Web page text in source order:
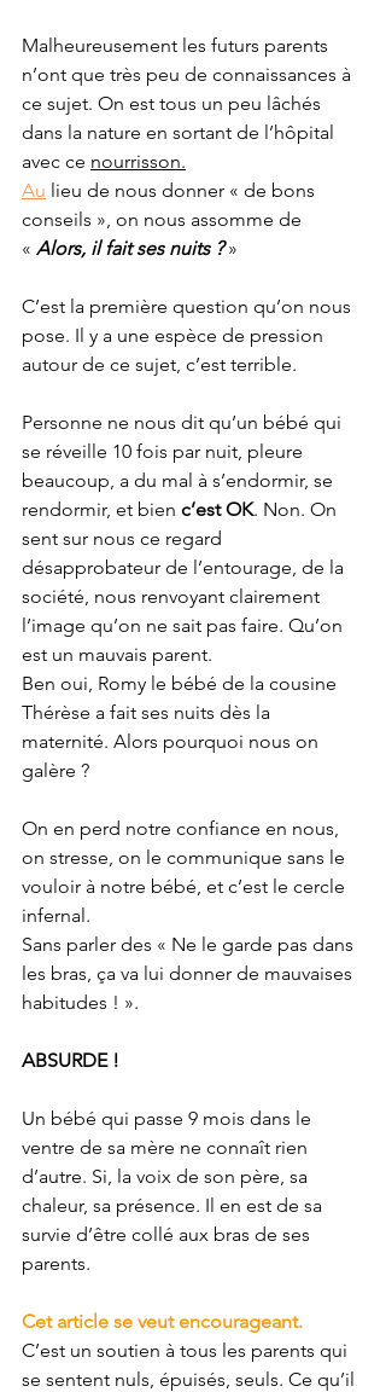
Malheureusement les futurs parents
n’ont que très peu de connaissances à
ce sujet. On est tous un peu lâchés
dans la nature en sortant de l’hôpital
avec ce nourrisson.
Au lieu de nous donner « de bons
conseils », on nous assomme de
« Alors, il fait ses nuits ? »
C’est la première question qu’on nous
pose. Il y a une espèce de pression
autour de ce sujet, c’est terrible.
Personne ne nous dit qu’un bébé qui
se réveille 10 fois par nuit, pleure
beaucoup, a du mal à s’endormir, se
rendormir, et bien c’est OK. Non. On
sent sur nous ce regard
désapprobateur de l’entourage, de la
société, nous renvoyant clairement
l’image qu’on ne sait pas faire. Qu’on
est un mauvais parent.
Ben oui, Romy le bébé de la cousine
Thérèse a fait ses nuits dès la
maternité. Alors pourquoi nous on
galère ?
On en perd notre confiance en nous,
on stresse, on le communique sans le
vouloir à notre bébé, et c’est le cercle
infernal.
Sans parler des « Ne le garde pas dans
les bras, ça va lui donner de mauvaises
habitudes ! ».
ABSURDE !
Un bébé qui passe 9 mois dans le
ventre de sa mère ne connaît rien
d’autre. Si, la voix de son père, sa
chaleur, sa présence. Il en est de sa
survie d’être collé aux bras de ses
parents.
Cet article se veut encourageant.
C’est un soutien à tous les parents qui
se sentent nuls, épuisés, seuls. Ce qu’il